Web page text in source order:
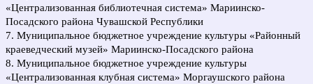
«Централизованная библиотечная система» Мариинско-
Посадского района Чувашской Республики
7. Муниципальное бюджетное учреждение культуры «Районный
краеведческий музей» Мариинско-Посадского района
8. Муниципальное бюджетное учреждение культуры
«Централизованная клубная система» Моргаушского района